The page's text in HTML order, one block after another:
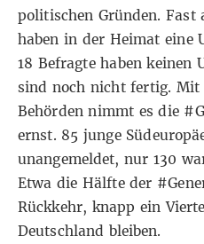
politischen Gründen. Fast
haben in der Heimat eine
18 Befragte haben keinen
sind noch nicht fertig. Mit
Behörden nimmt es die
ernst. 85 junge
unangemeldet, nur 130
Etwa die Hälfte der
Rückkehr, knapp ein
Deutschland bleiben.